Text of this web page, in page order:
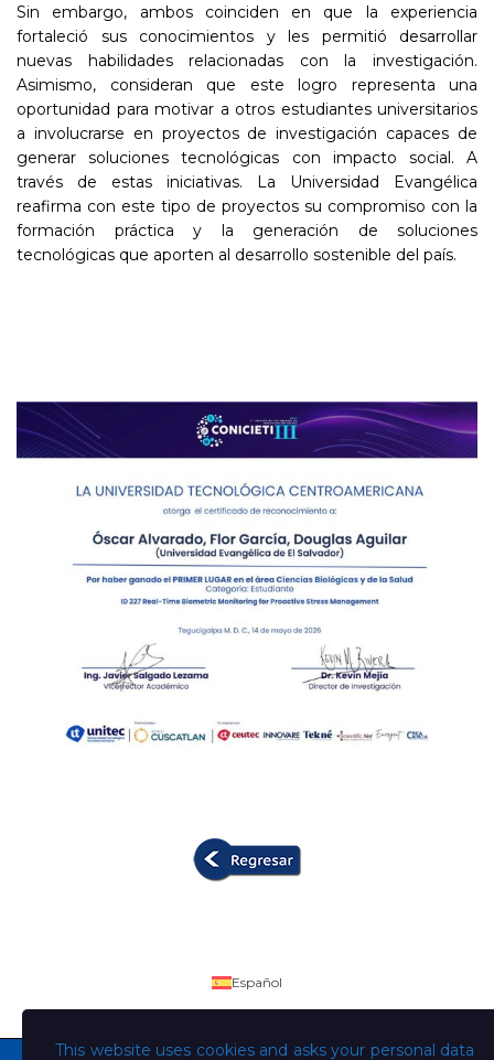
Sin embargo, ambos coinciden en que la experiencia
fortaleció sus conocimientos y les permitió desarrollar
nuevas habilidades relacionadas con la investigación.
Asimismo, consideran que este logro representa una
oportunidad para motivar a otros estudiantes universitarios
a involucrarse en proyectos de investigación capaces de
generar soluciones tecnológicas con impacto social. A
través de estas iniciativas. La Universidad Evangélica
reafirma con este tipo de proyectos su compromiso con la
formación práctica y la generación de soluciones
tecnológicas que aporten al desarrollo sostenible del país.
This website uses cookies and asks your personal data
Español